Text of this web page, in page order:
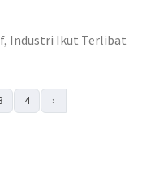
Industri Ikut Terlibat
4 ›